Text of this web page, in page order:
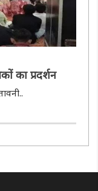
का प्रदर्शन